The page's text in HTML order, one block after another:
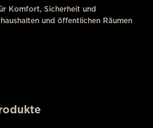
Komfort, Sicherheit und
und öffentlichen Räumen